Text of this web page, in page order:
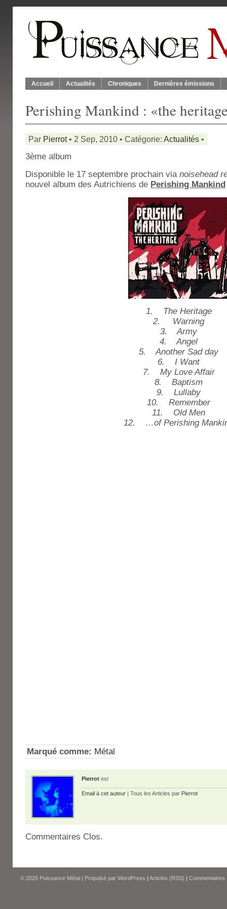
Accueil Actualités Chroniques Dernières émissions
Perishing Mankind : «the
Par Pierrot• 2 Sep, 2010 • Catégorie: Actualités •
3ème album
Disponible le 17 septembre prochain via noisehead
nouvel album des Autrichiens de Perishing Mankind
1. The Heritage
2. Warning
3. Army
4. Angel
5. Another Sad day
6. I Want
7. My Love Affair
8. Baptism
9. Lullaby
10. Remember
11. Old Men
12. …of Perishing
Marqué comme: Métal
Pierrot est
Email à cet auteur | Tous les Articles par Pierrot
Commentaires Clos.
© 2026 Puissance Métal | Propulsé par WordPress | Articles (RSS) | Commentaires